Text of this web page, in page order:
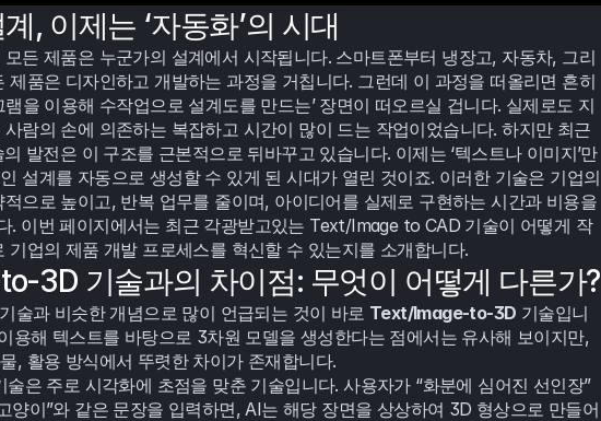
, 이제는 ‘자동화’의 시대
든 제품은 누군가의 설계에서 시작됩니다. 스마트폰부터 냉장고, 자동차, 그리
제품은 디자인하고 개발하는 과정을 거칩니다. 그런데 이 과정을 떠올리면 흔히
램을 이용해 수작업으로 설계도를 만드는’ 장면이 떠오르실 겁니다. 실제로도 지
람의 손에 의존하는 복잡하고 시간이 많이 드는 작업이었습니다. 하지만 최근
발전은 이 구조를 근본적으로 뒤바꾸고 있습니다. 이제는 ‘텍스트나 이미지’만
설계를 자동으로 생성할 수 있게 된 시대가 열린 것이죠. 이러한 기술은 기업의
으로 높이고, 반복 업무를 줄이며, 아이디어를 실제로 구현하는 시간과 비용을
. 이번 페이지에서는 최근 각광받고있는 Text/Image to CAD 기술이 어떻게 작
기업의 제품 개발 프로세스를 혁신할 수 있는지를 소개합니다.
3D 기술과의 차이점: 무엇이 어떻게 다른가?
기술과 비슷한 개념으로 많이 언급되는 것이 바로 Text/Image-to-3D 기술입니
용해 텍스트를 바탕으로 3차원 모델을 생성한다는 점에서는 유사해 보이지만,
, 활용 방식에서 뚜렷한 차이가 존재합니다.
술은 주로 시각화에 초점을 맞춘 기술입니다. 사용자가 “화분에 심어진 선인장”
양이”와 같은 문장을 입력하면, AI는 해당 장면을 상상하여 3D 형상으로 만들어